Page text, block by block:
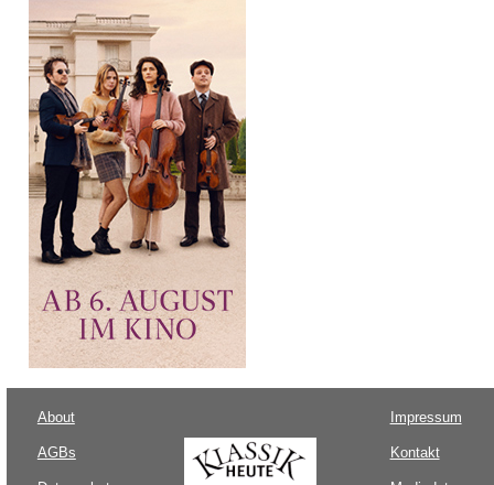
About
AGBs
Impressum
Kontakt